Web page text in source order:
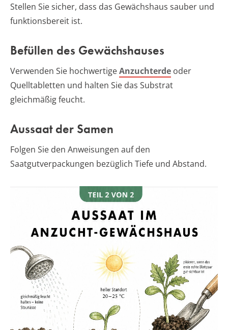
Stellen Sie sicher, dass das Gewächshaus sauber und
funktionsbereit ist.
Befüllen des Gewächshauses
Verwenden Sie hochwertigeAnzuchterde oder
Quelltabletten und halten Sie das Substrat
gleichmäßig feucht.
Aussaat der Samen
Folgen Sie den Anweisungen auf den
Saatgutverpackungen bezüglich Tiefe und Abstand.